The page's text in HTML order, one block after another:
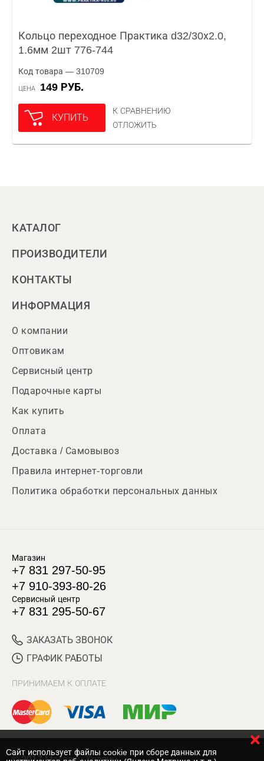
Кольцо переходное Практика d32/30х2.0,
1.6мм 2шт 776-744
Код товара — 310709
ЦЕНА 149 РУБ.
КУПИТЬ
К СРАВНЕНИЮ
ОТЛОЖИТЬ
КАТАЛОГ
ПРОИЗВОДИТЕЛИ
КОНТАКТЫ
ИНФОРМАЦИЯ
О компании
Оптовикам
Сервисный центр
Подарочные карты
Как купить
Оплата
Доставка / Самовывоз
Правила интернет-торговли
Политика обработки персональных данных
Магазин
+7 831 297-50-95
+7 910-393-80-26
Сервисный центр
+7 831 295-50-67
ЗАКАЗАТЬ ЗВОНОК
ГРАФИК РАБОТЫ
ПРИНИМАЕМ К ОПЛАТЕ
Cайт использует файлы cookie при сборе данных для